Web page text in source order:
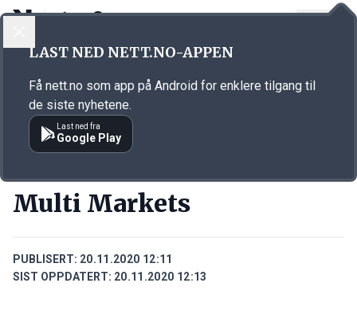
Annonsørinnhold
Multi Markets
PUBLISERT: 20.11.2020 12:11
SIST OPPDATERT: 20.11.2020 12:13
LAST NED NETT.NO-APPEN
Få nett.no som app på Android for enklere tilgang til
de siste nyhetene.
Last ned fra
Google Play